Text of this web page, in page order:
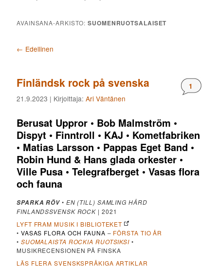
AVAINSANA-ARKISTO:SUOMENRUOTSALAISET
Artikkelien selaus
← Edellinen
Finländsk rock på svenska 1
21.9.2023 | Kirjoittaja:Ari Väntänen
Berusat Uppror • Bob Malmström •
Dispyt • Finntroll • KAJ • Kometfabriken
• Matias Larsson • Pappas Eget Band •
Robin Hund & Hans glada orkester •
Ville Pusa •Telegrafberget •Vasas flora
och fauna
SPARKA RÖV • EN (TILL) SAMLING HÅRD
FINLANDSSVENSK ROCK | 2021
LYFT FRAM MUSIK I BIBLIOTEKET
• VASAS FLORA OCH FAUNA – FÖRSTA TIO ÅR
• SUOMALAISTA ROCKIA RUOTSIKSI •
MUSIKRECENSIONEN PÅ FINSKA
LÄS FLERA SVENSKSPRÅKIGA ARTIKLAR